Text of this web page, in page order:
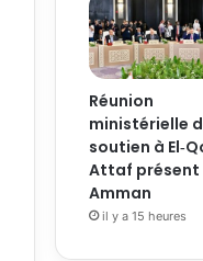
Réunion
ministérielle
soutien à
Attaf présent
Amman
il y a 15 heures